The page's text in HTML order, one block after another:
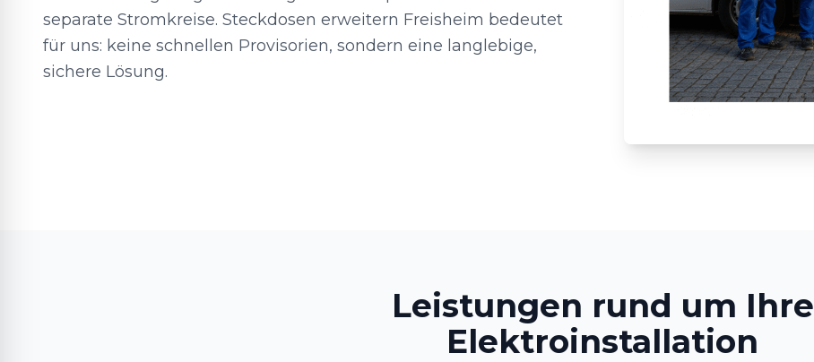
separate Stromkreise. Steckdosen erweitern Freisheim bedeutet
für uns: keine schnellen Provisorien, sondern eine langlebige,
sichere Lösung.
Leistungen rund um Ihre
Elektroinstallation